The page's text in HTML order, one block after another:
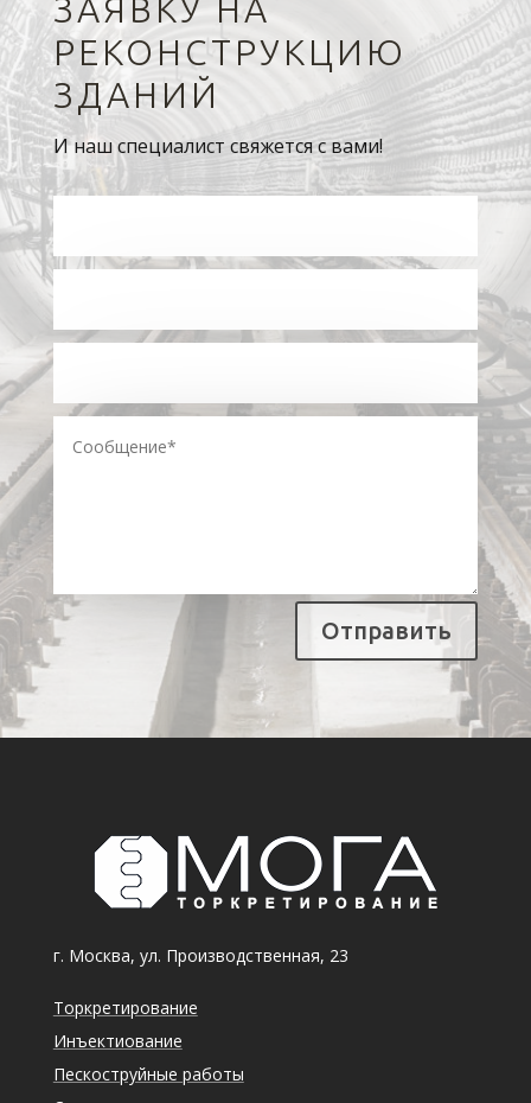
ЗАЯВКУ НА
РЕКОНСТРУКЦИЮ
ЗДАНИЙ
И наш специалист свяжется с вами!
Отправить
г. Москва, ул. Производственная, 23
Торкретирование
Инъектиование
Пескоструйные работы